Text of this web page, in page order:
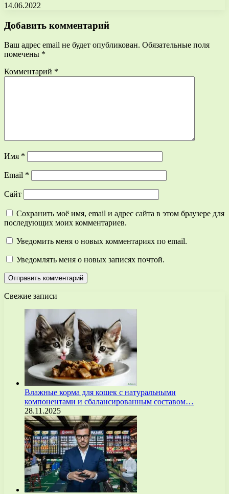
14.06.2022
Добавить комментарий
Ваш адрес email не будет опубликован. Обязательные поля
помечены *
Комментарий *
Имя *
Email *
Сайт
Сохранить моё имя, email и адрес сайта в этом браузере для
последующих моих комментариев.
Уведомить меня о новых комментариях по email.
Уведомлять меня о новых записях почтой.
Свежие записи
Влажные корма для кошек с натуральными
компонентами и сбалансированным составом…
28.11.2025